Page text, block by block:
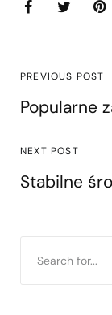
PREVIOUS POST
Popularne
NEXT POST
Stabilne